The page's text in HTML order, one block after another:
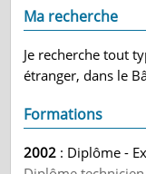
Ma recherche
Je recherche tout
étranger, dans le
Formations
2002 : Diplôme -